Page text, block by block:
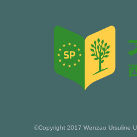
©Copyright 2017 Wenzao Ursuline